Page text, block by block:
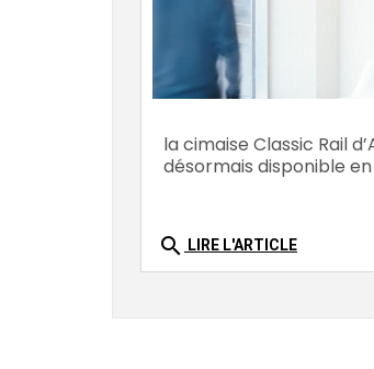
la cimaise Classic Rail
désormais disponible
search LIRE L'ARTICLE